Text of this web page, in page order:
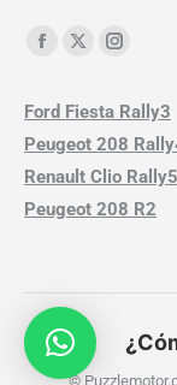
Encuéntranos en:
Ford Fiesta Rally3
Peugeot 208
Renault Clio Rally5
Peugeot 208 R2
©